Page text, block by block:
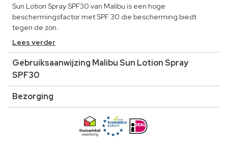
Sun Lotion Spray SPF30 van Malibu is een hoge
beschermingsfactor met SPF 30 die bescherming biedt
tegen de zon.
Lees verder
Gebruiksaanwijzing Malibu Sun Lotion Spray
SPF30
Bezorging